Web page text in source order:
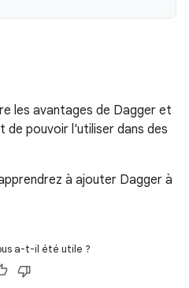
les avantages de Dagger et
de pouvoir l'utiliser dans des
à ajouter Dagger à
a-t-il été utile ?